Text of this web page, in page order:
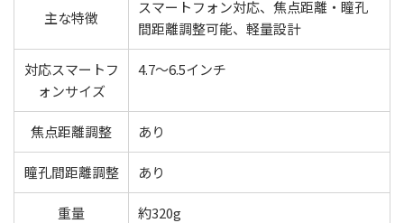
主な特徴
スマートフォン対応、焦点距離・瞳孔
間距離調整可能、軽量設計
対応スマートフ
ォンサイズ
4.7～6.5インチ
焦点距離調整 あり
瞳孔間距離調整 あり
重量 約320g